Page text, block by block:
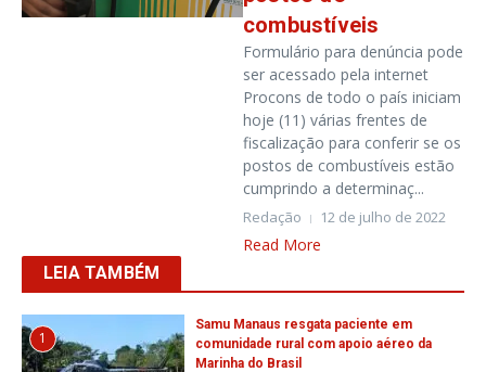
combustíveis
Formulário para denúncia pode
ser acessado pela internet
Procons de todo o país iniciam
hoje (11) várias frentes de
fiscalização para conferir se os
postos de combustíveis estão
cumprindo a determinaç...
Redação 12 de julho de 2022
Read More
LEIA TAMBÉM
1
Samu Manaus resgata paciente em
comunidade rural com apoio aéreo da
Marinha do Brasil